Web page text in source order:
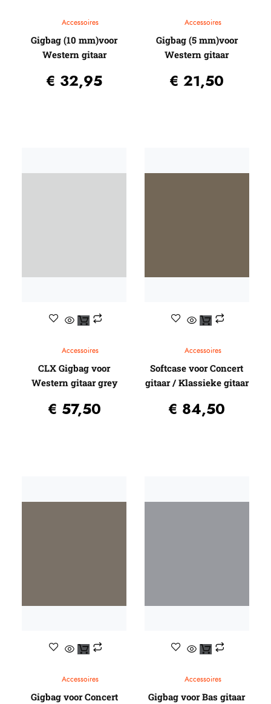
Accessoires
Gigbag (10 mm)voor
Western gitaar
€ 32,95
Accessoires
Gigbag (5 mm)voor
Western gitaar
€ 21,50
Accessoires
CLX Gigbag voor
Western gitaar grey
€ 57,50
Accessoires
Softcase voor Concert
gitaar / Klassieke gitaar
€ 84,50
Accessoires
Gigbag voor Concert
Accessoires
Gigbag voor Bas gitaar